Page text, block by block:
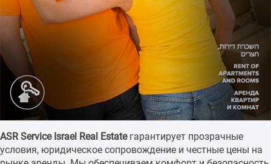
ASR Service Israel Real Estateгарантирует прозрачные
условия, юридическое сопровождение и честные цены на